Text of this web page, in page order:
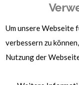
Für
Um unsere Webseite
verbessern zu
Nutzung der